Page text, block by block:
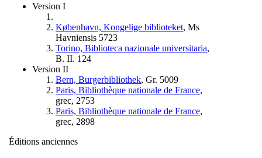
Version I
København, Kongelige biblioteket, Ms
Havniensis 5723
Torino, Biblioteca nazionale universitaria,
B. II. 124
Version II
Bern, Burgerbibliothek, Gr. 5009
Paris, Bibliothèque nationale de France,
grec, 2753
Paris, Bibliothèque nationale de France,
grec, 2898
Éditions anciennes